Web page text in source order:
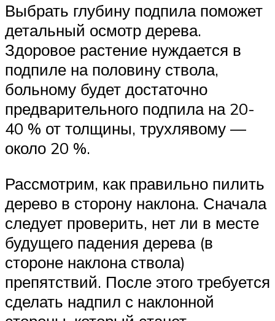
Выбрать глубину подпила поможет
детальный осмотр дерева.
Здоровое растение нуждается в
подпиле на половину ствола,
больному будет достаточно
предварительного подпила на 20-
40 % от толщины, трухлявому —
около 20 %.
Рассмотрим, как правильно пилить
дерево в сторону наклона. Сначала
следует проверить, нет ли в месте
будущего падения дерева (в
стороне наклона ствола)
препятствий. После этого требуется
сделать надпил с наклонной